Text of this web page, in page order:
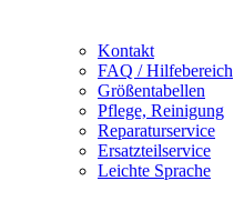
Kontakt
FAQ / Hilfebereich
Größentabellen
Pflege, Reinigung
Reparaturservice
Ersatzteilservice
Leichte Sprache